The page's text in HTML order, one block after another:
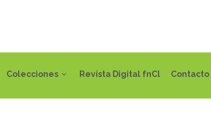
Colecciones Revista Digital fnCl Contacto